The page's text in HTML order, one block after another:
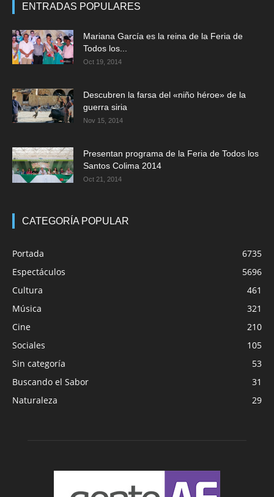
ENTRADAS POPULARES
Mariana García es la reina de la Feria de
Todos los...
Oct 19, 2014
Descubren la farsa del «niño héroe» de la
guerra siria
Nov 15, 2014
Presentan programa de la Feria de Todos los
Santos Colima 2014
Oct 21, 2014
CATEGORÍA POPULAR
Portada
6735
Espectáculos
5696
Cultura
461
Música
321
Cine
210
Sociales
105
Sin categoría
53
Buscando el Sabor
31
Naturaleza
29